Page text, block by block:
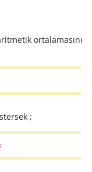
ortalamasını
;